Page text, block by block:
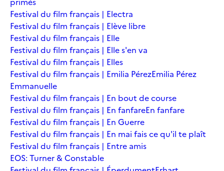
Festival du film français | Electra
Festival du film français | Elève libre
Festival du film français | Elle
Festival du film français | Elle s'en va
Festival du film français | Elles
Festival du film français | Emilia PérezEmilia Pérez
Emmanuelle
Festival du film français | En bout de course
Festival du film français | En fanfareEn fanfare
Festival du film français | En Guerre
Festival du film français | En mai fais ce qu'il te plaît
Festival du film français | Entre amis
EOS: Turner & Constable